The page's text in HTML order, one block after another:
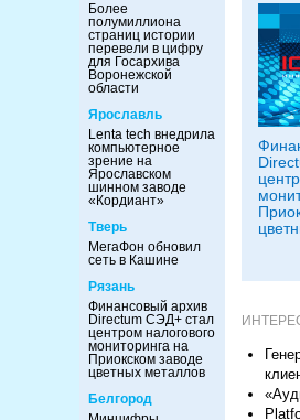
Более
полумиллиона
страниц истории
перевели в цифру
для Госархива
Воронежской
области
Ярославль
Lenta tech внедрила
компьютерное
зрение на
Ярославском
шинном заводе
«Кордиант»
Тверь
МегаФон обновил
сеть в Кашине
Рязань
Финансовый архив
Directum СЭД+ стал
центром налогового
мониторинга на
Приокском заводе
цветных металлов
Белгород